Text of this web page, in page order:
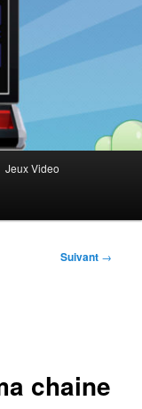
Jeux Video
Suivant →
chaine